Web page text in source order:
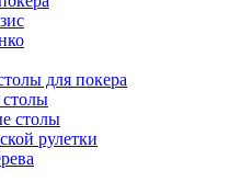
для покера
столы
рулетки